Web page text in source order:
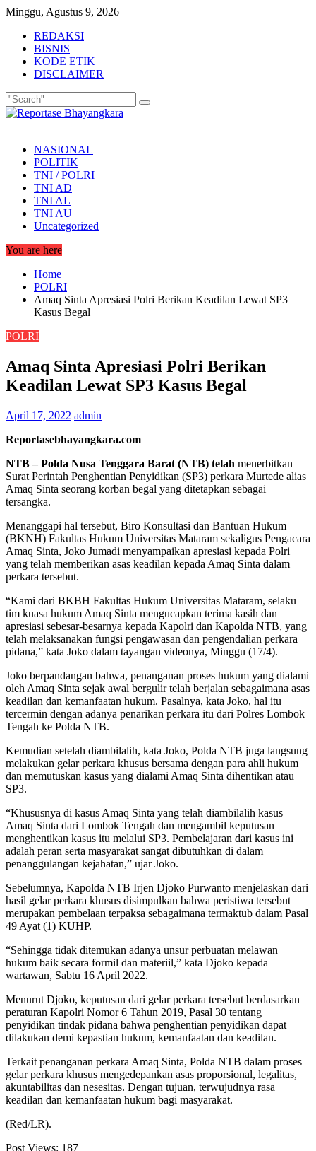
Skip
content
Minggu, Agustus 9, 2026
REDAKSI
BISNIS
KODE ETIK
DISCLAIMER
NASIONAL
POLITIK
TNI / POLRI
TNI AD
TNI AL
TNI AU
Uncategorized
You are here
Home
POLRI
Amaq Sinta Apresiasi Polri Berikan Keadilan Lewat SP3
Kasus Begal
POLRI
Amaq Sinta Apresiasi Polri Berikan
Keadilan Lewat SP3 Kasus Begal
April 17, 2022 admin
Reportasebhayangkara.com
NTB – Polda Nusa Tenggara Barat (NTB) telah menerbitkan
Surat Perintah Penghentian Penyidikan (SP3) perkara Murtede alias
Amaq Sinta seorang korban begal yang ditetapkan sebagai
tersangka.
Menanggapi hal tersebut, Biro Konsultasi dan Bantuan Hukum
(BKNH) Fakultas Hukum Universitas Mataram sekaligus Pengacara
Amaq Sinta, Joko Jumadi menyampaikan apresiasi kepada Polri
yang telah memberikan asas keadilan kepada Amaq Sinta dalam
perkara tersebut.
“Kami dari BKBH Fakultas Hukum Universitas Mataram, selaku
tim kuasa hukum Amaq Sinta mengucapkan terima kasih dan
apresiasi sebesar-besarnya kepada Kapolri dan Kapolda NTB, yang
telah melaksanakan fungsi pengawasan dan pengendalian perkara
pidana,” kata Joko dalam tayangan videonya, Minggu (17/4).
Joko berpandangan bahwa, penanganan proses hukum yang dialami
oleh Amaq Sinta sejak awal bergulir telah berjalan sebagaimana asas
keadilan dan kemanfaatan hukum. Pasalnya, kata Joko, hal itu
tercermin dengan adanya penarikan perkara itu dari Polres Lombok
Tengah ke Polda NTB.
Kemudian setelah diambilalih, kata Joko, Polda NTB juga langsung
melakukan gelar perkara khusus bersama dengan para ahli hukum
dan memutuskan kasus yang dialami Amaq Sinta dihentikan atau
SP3.
“Khususnya di kasus Amaq Sinta yang telah diambilalih kasus
Amaq Sinta dari Lombok Tengah dan mengambil keputusan
menghentikan kasus itu melalui SP3. Pembelajaran dari kasus ini
adalah peran serta masyarakat sangat dibutuhkan di dalam
penanggulangan kejahatan,” ujar Joko.
Sebelumnya, Kapolda NTB Irjen Djoko Purwanto menjelaskan dari
hasil gelar perkara khusus disimpulkan bahwa peristiwa tersebut
merupakan pembelaan terpaksa sebagaimana termaktub dalam Pasal
49 Ayat (1) KUHP.
“Sehingga tidak ditemukan adanya unsur perbuatan melawan
hukum baik secara formil dan materiil,” kata Djoko kepada
wartawan, Sabtu 16 April 2022.
Menurut Djoko, keputusan dari gelar perkara tersebut berdasarkan
peraturan Kapolri Nomor 6 Tahun 2019, Pasal 30 tentang
penyidikan tindak pidana bahwa penghentian penyidikan dapat
dilakukan demi kepastian hukum, kemanfaatan dan keadilan.
Terkait penanganan perkara Amaq Sinta, Polda NTB dalam proses
gelar perkara khusus mengedepankan asas proporsional, legalitas,
akuntabilitas dan nesesitas. Dengan tujuan, terwujudnya rasa
keadilan dan kemanfaatan hukum bagi masyarakat.
(Red/LR).
Post Views: 187